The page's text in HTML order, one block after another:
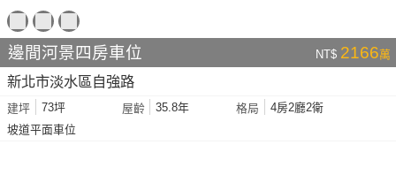
邊間河景四房車位 NT$ 2166萬
新北市淡水區自強路
建坪 73坪 屋齡 35.8年 格局
4房2廳2衛
坡道平面車位